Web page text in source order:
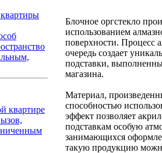
квартире
Блочное оргстекло
использованием
поверхности. Процесс
очередь создает
подставки,
магазина.
Материал,
способностью
эффект позволяет
подставкам особую
занимающихся
такую продукцию